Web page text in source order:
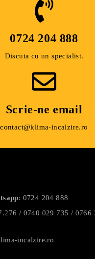
volți
izolat dublu
clasa 2
marca CE
0724 204 888​
Discuta cu un specialist.
Scrie-ne email
contact@klima-incalzire.ro
: 0724 204 888
/ 0740 029 735 / 0766
incalzire.ro